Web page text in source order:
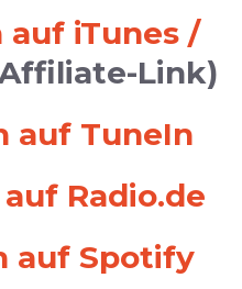
iTunes /
Link)
auf TuneIn
Radio.de
auf Spotify